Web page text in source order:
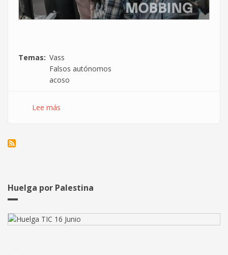
Temas
Vass
Falsos autónomos
acoso
Lee más
Huelga por Palestina